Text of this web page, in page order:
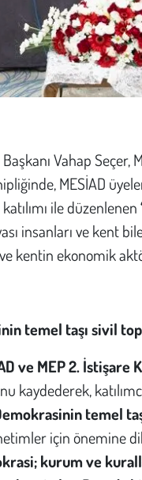
Vahap Seçer,
MESİAD
ile düzenlenen
insanları ve kent
kentin ekonomik
temel taşı sivil
ve MEP 2. İstişare
kaydederek,
temel
için önemine
kurum ve